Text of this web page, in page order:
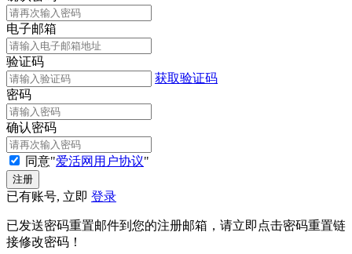
电子邮箱
验证码
获取验证码
密码
确认密码
同意"爱活网用户协议"
已有账号, 立即 登录
已发送密码重置邮件到您的注册邮箱，请立即点击密码重置链
接修改密码！